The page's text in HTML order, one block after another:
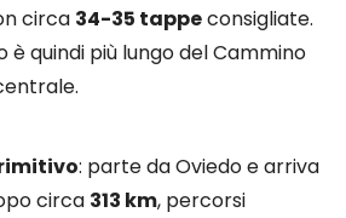
circa 34-35 tappeconsigliate.
è quindi più lungo del Cammino
: parte da Oviedo e arriva
circa 313 km, percorsi